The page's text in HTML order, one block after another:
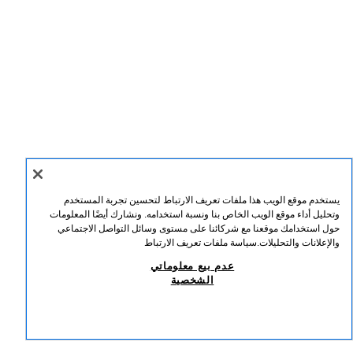
يستخدم موقع الويب هذا ملفات تعريف الارتباط لتحسين تجربة المستخدم
وتحليل أداء موقع الويب الخاص بنا ونسبة استخدامه. ونشارك أيضًا المعلومات
حول استخدامك موقعنا مع شركائنا على مستوى وسائل التواصل الاجتماعي
والإعلانات والتحليلات.سياسة ملفات تعريف الارتباط
عدم بيع معلوماتي
الشخصية